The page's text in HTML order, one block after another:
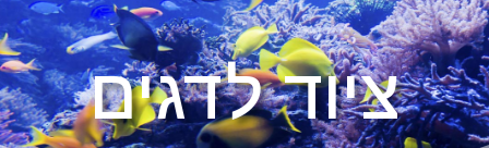
הַמְּסַיַּעַת
לִנְגִישׁוּת
הָאֲתָר.
ציוד לדגים